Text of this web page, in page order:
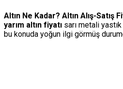
Altın Ne Kadar? Altın Alış-Satış
yarım altın fiyatı sarı metali
bu konuda yoğun ilgi görmüş